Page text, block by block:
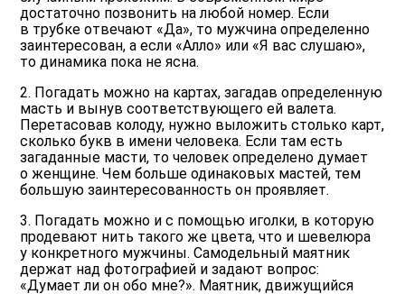
достаточно позвонить на любой номер. Если
в трубке отвечают «Да», то мужчина определенно
заинтересован, а если «Алло» или «Я вас слушаю»,
то динамика пока не ясна.
2. Погадать можно на картах, загадав определенную
масть и вынув соответствующего ей валета.
Перетасовав колоду, нужно выложить столько карт,
сколько букв в имени человека. Если там есть
загаданные масти, то человек определено думает
о женщине. Чем больше одинаковых мастей, тем
большую заинтересованность он проявляет.
3. Погадать можно и с помощью иголки, в которую
продевают нить такого же цвета, что и шевелюра
у конкретного мужчины. Самодельный маятник
держат над фотографией и задают вопрос:
«Думает ли он обо мне?». Маятник, движущийся